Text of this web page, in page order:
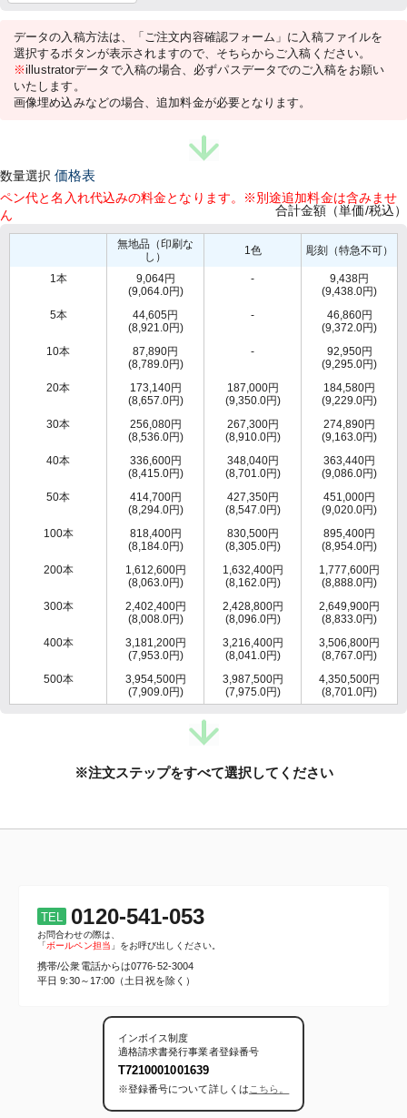
データの入稿方法は、「ご注文内容確認フォーム」に入稿ファイルを
選択するボタンが表示されますので、そちらからご入稿ください。
※illustratorデータで入稿の場合、必ずパスデータでのご入稿をお願い
いたします。
画像埋め込みなどの場合、追加料金が必要となります。
数量選択 価格表
ペン代と名入れ代込みの料金となります。※別途追加料金は含みませ
ん
合計金額（単価/税込）
無地品（印刷な
し）
1色 彫刻（特急不可）
1本
9,064円
(9,064.0円)
-
9,438円
(9,438.0円)
5本
44,605円
(8,921.0円)
-
46,860円
(9,372.0円)
10本
87,890円
(8,789.0円)
-
92,950円
(9,295.0円)
20本
173,140円
(8,657.0円)
187,000円
(9,350.0円)
184,580円
(9,229.0円)
30本
256,080円
(8,536.0円)
267,300円
(8,910.0円)
274,890円
(9,163.0円)
40本
336,600円
(8,415.0円)
348,040円
(8,701.0円)
363,440円
(9,086.0円)
50本
414,700円
(8,294.0円)
427,350円
(8,547.0円)
451,000円
(9,020.0円)
100本
818,400円
(8,184.0円)
830,500円
(8,305.0円)
895,400円
(8,954.0円)
200本
1,612,600円
(8,063.0円)
1,632,400円
(8,162.0円)
1,777,600円
(8,888.0円)
300本
2,402,400円
(8,008.0円)
2,428,800円
(8,096.0円)
2,649,900円
(8,833.0円)
400本
3,181,200円
(7,953.0円)
3,216,400円
(8,041.0円)
3,506,800円
(8,767.0円)
500本
3,954,500円
(7,909.0円)
3,987,500円
(7,975.0円)
4,350,500円
(8,701.0円)
※注文ステップをすべて選択してください
TEL 0120-541-053
お問合わせの際は、
「ボールペン担当 」をお呼び出しください。
携帯/公衆電話からは0776-52-3004
平日 9:30～17:00（土日祝を除く）
インボイス制度
適格請求書発行事業者登録番号
T7210001001639
※登録番号について詳しくは こちら。